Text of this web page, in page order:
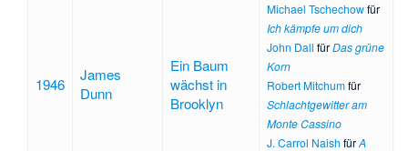
1946
James
Dunn
Ein Baum
wächst in
Brooklyn
Michael Tschechowfür
Ich kämpfe um dich
John Dall fürDas grüne
Korn
Robert Mitchumfür
Schlachtgewitter am
Monte Cassino
J. Carrol Naish fürA